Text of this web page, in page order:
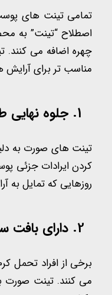
تمامی تینت های
اصطلاح “تینت” به
چهره اضافه می
مناسب تر برای
جلوه نهایی
تینت های صورت به
کردن ایرادات جزئی
روزهایی که تمایل به
دارای بافت
برخی از افراد تحمل
می کنند. تینت صورت